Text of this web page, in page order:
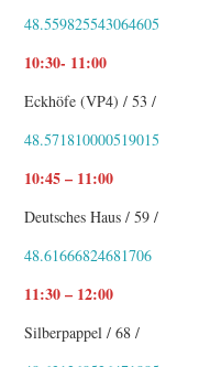
48.559825543064605
10:30- 11:00
Eckhöfe (VP4) / 53 /
48.571810000519015
10:45 – 11:00
Deutsches Haus / 59 /
48.61666824681706
11:30 – 12:00
Silberpappel / 68 /